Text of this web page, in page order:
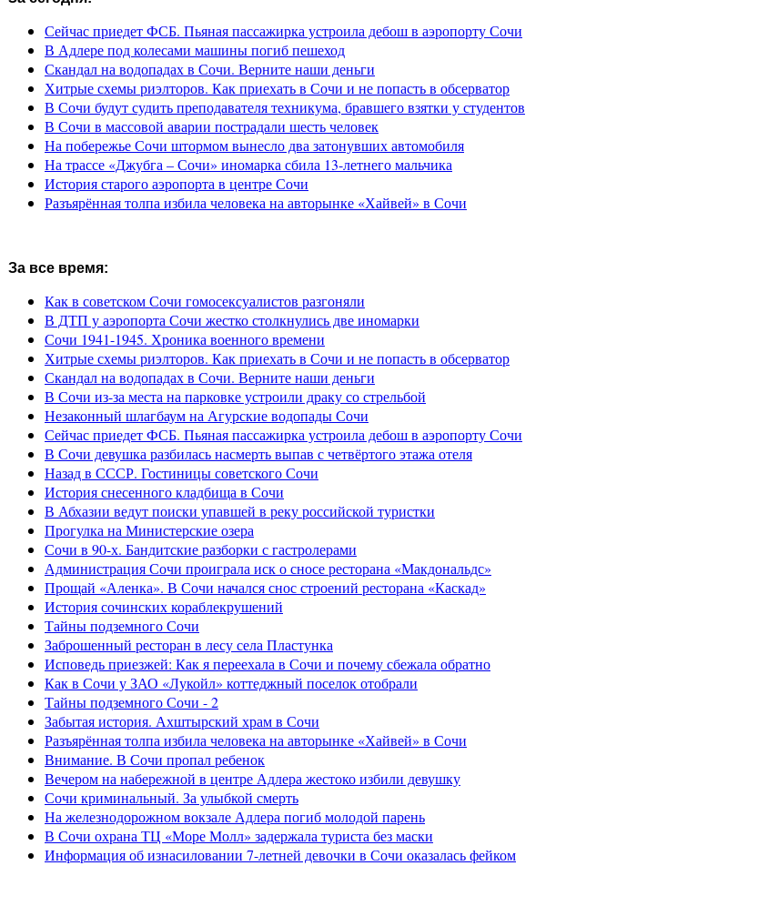
Сейчас приедет ФСБ. Пьяная пассажирка устроила дебош в аэропорту Сочи
В Адлере под колесами машины погиб пешеход
Скандал на водопадах в Сочи. Верните наши деньги
Хитрые схемы риэлторов. Как приехать в Сочи и не попасть в обсерватор
В Сочи будут судить преподавателя техникума, бравшего взятки у студентов
В Сочи в массовой аварии пострадали шесть человек
На побережье Сочи штормом вынесло два затонувших автомобиля
На трассе «Джубга – Сочи» иномарка сбила 13-летнего мальчика
История старого аэропорта в центре Сочи
Разъярённая толпа избила человека на авторынке «Хайвей» в Сочи
За все время:
Как в советском Сочи гомосексуалистов разгоняли
В ДТП у аэропорта Сочи жестко столкнулись две иномарки
Сочи 1941-1945. Хроника военного времени
Хитрые схемы риэлторов. Как приехать в Сочи и не попасть в обсерватор
Скандал на водопадах в Сочи. Верните наши деньги
В Сочи из-за места на парковке устроили драку со стрельбой
Незаконный шлагбаум на Агурские водопады Сочи
Сейчас приедет ФСБ. Пьяная пассажирка устроила дебош в аэропорту Сочи
В Сочи девушка разбилась насмерть выпав с четвёртого этажа отеля
Назад в СССР. Гостиницы советского Сочи
История снесенного кладбища в Сочи
В Абхазии ведут поиски упавшей в реку российской туристки
Прогулка на Министерские озера
Сочи в 90-х. Бандитские разборки с гастролерами
Администрация Сочи проиграла иск о сносе ресторана «Макдональдс»
Прощай «Аленка». В Сочи начался снос строений ресторана «Каскад»
История сочинских кораблекрушений
Тайны подземного Сочи
Заброшенный ресторан в лесу села Пластунка
Исповедь приезжей: Как я переехала в Сочи и почему сбежала обратно
Как в Сочи у ЗАО «Лукойл» коттеджный поселок отобрали
Тайны подземного Сочи - 2
Забытая история. Ахштырский храм в Сочи
Разъярённая толпа избила человека на авторынке «Хайвей» в Сочи
Внимание. В Сочи пропал ребенок
Вечером на набережной в центре Адлера жестоко избили девушку
Сочи криминальный. За улыбкой смерть
На железнодорожном вокзале Адлера погиб молодой парень
В Сочи охрана ТЦ «Море Молл» задержала туриста без маски
Информация об изнасиловании 7-летней девочки в Сочи оказалась фейком